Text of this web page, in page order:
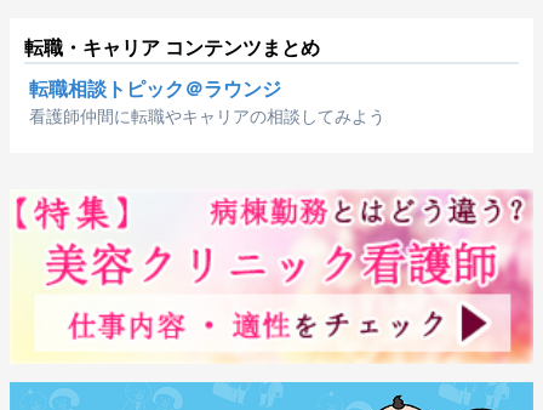
転職・キャリア コンテンツまとめ
転職相談トピック＠ラウンジ
看護師仲間に転職やキャリアの相談してみよう